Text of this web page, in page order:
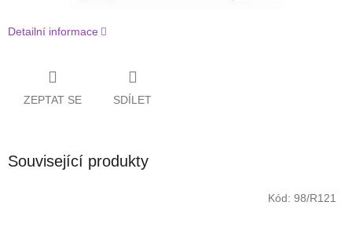
Detailní informace
ZEPTAT SE SDÍLET
Související produkty
Kód: 98/R121